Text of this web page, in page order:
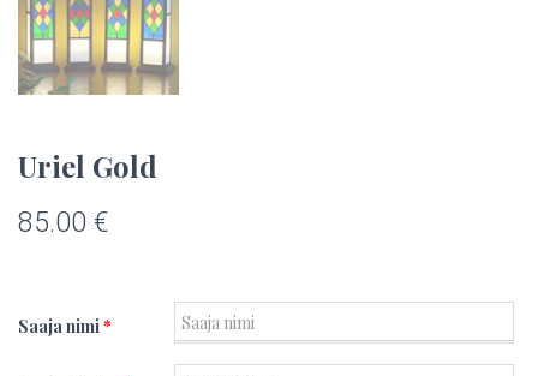
Uriel Gold
85.00 €
Saaja nimi*